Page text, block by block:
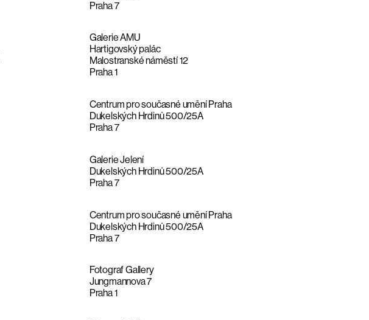
Praha 7
Galerie AMU
Hartigovský palác
Malostranské náměstí 12
Praha 1
Centrum pro současné umění Praha
Dukelských Hrdinů 500/25A
Praha 7
Galerie Jelení
Dukelských Hrdinů 500/25A
Praha 7
Centrum pro současné umění Praha
Dukelských Hrdinů 500/25A
Praha 7
Fotograf Gallery
Jungmannova 7
Praha 1